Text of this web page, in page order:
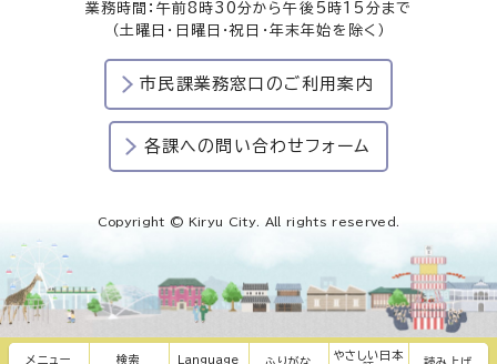
メニュー 検索 Language ふりがな
やさしい日本
読み上げ
業務時間：午前8時30分から午後5時15分まで
（土曜日・日曜日・祝日・年末年始を除く）
市民課業務窓口のご利用案内
各課への問い合わせフォーム
Copyright © Kiryu City. All rights reserved.